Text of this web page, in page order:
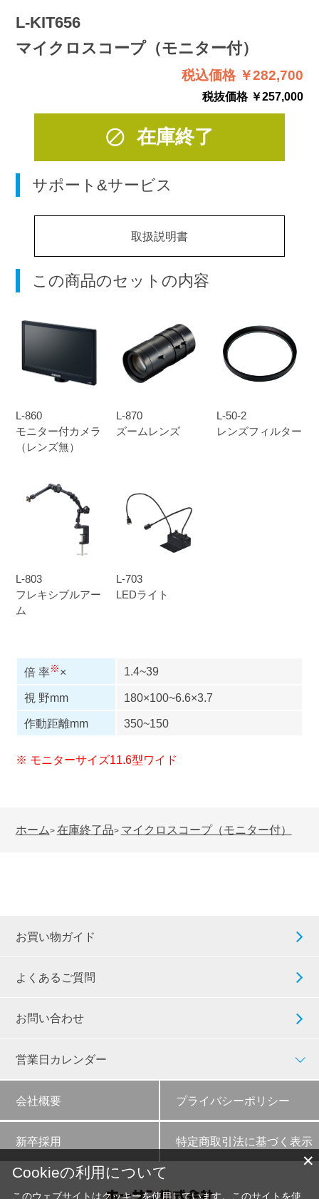
L-KIT656
マイクロスコープ（モニター付）
税込価格 ￥282,700
税抜価格 ￥257,000
在庫終了
サポート&サービス
取扱説明書
この商品のセットの内容
L-860
モニター付カメラ
（レンズ無）
L-870
ズームレンズ
L-50-2
レンズフィルター
L-803
フレキシブルアー
ム
L-703
LEDライト
倍 率※ × 1.4~39
視 野mm
180×100~6.6×3.7
作動距離mm
350~150
※ モニターサイズ11.6型ワイド
ホーム> 在庫終了品> マイクロスコープ（モニター付）
お買い物ガイド
よくあるご質問
お問い合わせ
営業日カレンダー
会社概要 プライバシーポリシー
新卒採用 特定商取引法に基づく表示
✕
Cookieの利用について
このウェブサイトはクッキーを使用しています。このサイトを使